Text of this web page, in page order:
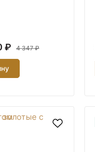
₽ 4 347 ₽